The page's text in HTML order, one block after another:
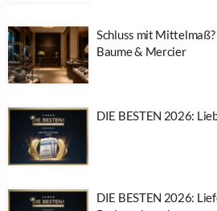
Schluss mit
Baume & Mercier
DIE BESTEN 2026:
DIE BESTEN 2026: